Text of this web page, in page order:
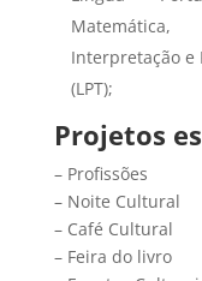
Matemática,
Interpretação e
(LPT);
Projetos
– Profissões
– Noite Cultural
– Café Cultural
– Feira do livro